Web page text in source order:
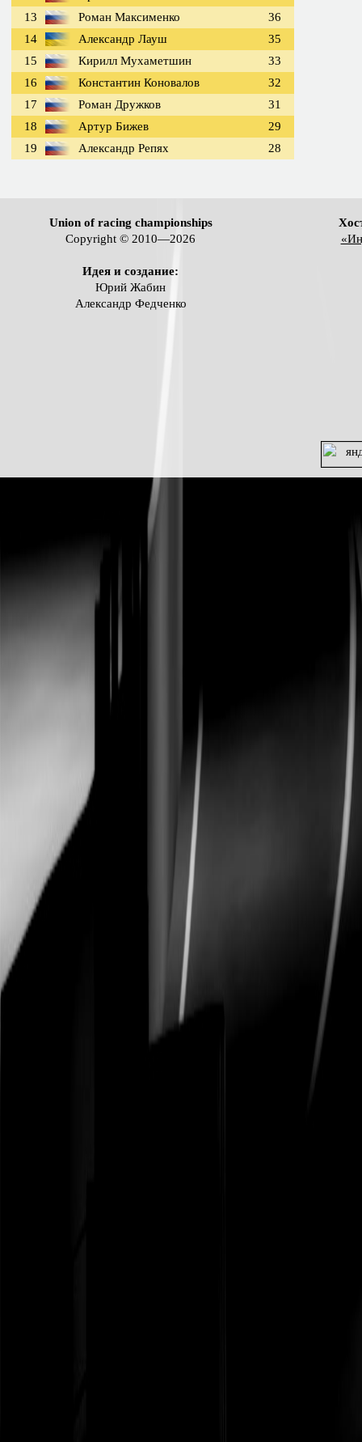
13
Роман Максименко
36
14
Александр Лауш
35
15
Кирилл Мухаметшин
33
16
Константин Коновалов
32
17
Роман Дружков
31
18
Артур Бижев
29
19
Александр Репях 28
Union of racing championships
Copyright © 2010—2026
Идея и создание:
Юрий Жабин
Александр Федченко